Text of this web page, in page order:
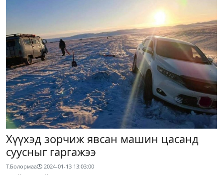
Хүүхэд зорчиж явсан машин цасанд
суусныг гаргажээ
Т.Болормаа 2024-01-13 13:03:00